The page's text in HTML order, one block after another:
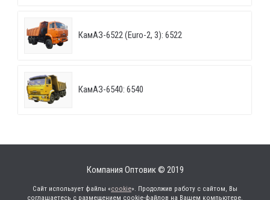
КамАЗ-6522 (Euro-2, 3): 6522
КамАЗ-6540: 6540
Компания Оптовик © 2019
Сайт использует файлы «cookie». Продолжив работу с сайтом, Вы
соглашаетесь с размещением cookie-файлов на Вашем компьютере.